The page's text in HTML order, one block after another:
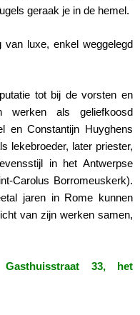
geraak je in de hemel.
van luxe, enkel weggelegd
tot bij de vorsten en
werken als geliefkoosd
en Constantijn Huyghens
lekebroeder, later priester,
in het Antwerpse
Carolus Borromeuskerk).
jaren in Rome kunnen
van zijn werken samen,
33, het